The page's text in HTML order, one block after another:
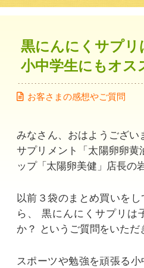
黒にんにくサプリ
小中学生にもオス
お客さまの感想やご質問
みなさん、おはようござい
サプリメント「太陽卵卵黄
ップ「太陽卵美健」店長の
以前３袋のまとめ買いを
ら、
黒にんにくサプリは
か？
というご質問をいただ
スポーツや勉強を頑張る